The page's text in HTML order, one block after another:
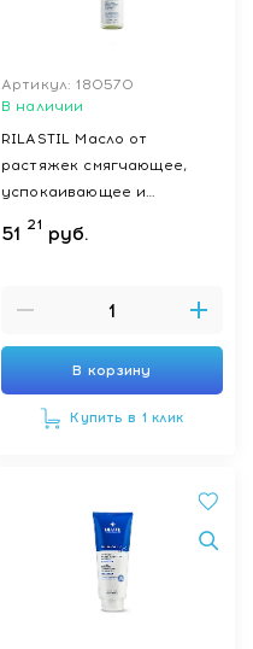
Артикул: 180570
В наличии
RILASTIL Масло от
растяжек смягчающее,
успокаивающее и
защитное 100 мл
51 21 руб.
В корзину
Купить в 1 клик